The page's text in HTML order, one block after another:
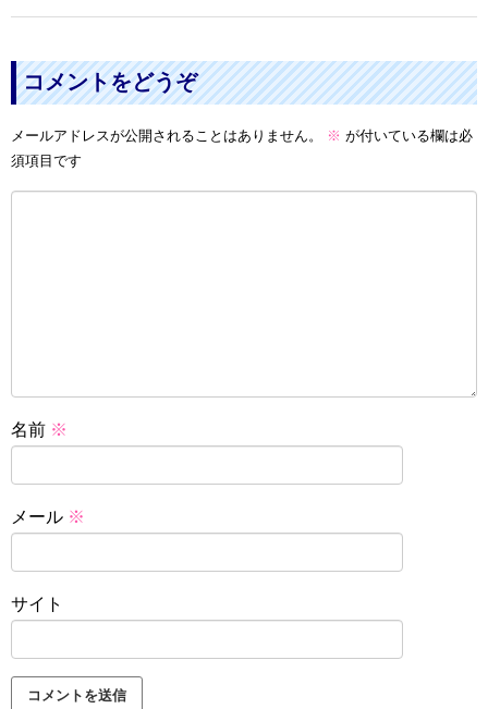
コメントをどうぞ
メールアドレスが公開されることはありません。 ※ が付いている欄は必
須項目です
名前 ※
メール ※
サイト